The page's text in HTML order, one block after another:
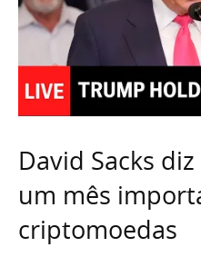
David Sacks
um mês
criptomoedas